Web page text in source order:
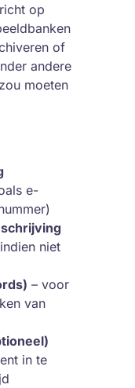
op
of
andere
moeten
e-
niet
– voor
van
in te